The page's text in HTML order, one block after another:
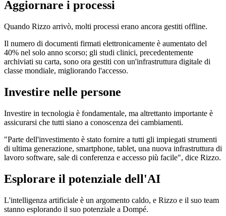
Aggiornare i processi
Quando Rizzo arrivò, molti processi erano ancora gestiti offline.
Il numero di documenti firmati elettronicamente è aumentato del
40% nel solo anno scorso; gli studi clinici, precedentemente
archiviati su carta, sono ora gestiti con un'infrastruttura digitale di
classe mondiale, migliorando l'accesso.
Investire nelle persone
Investire in tecnologia è fondamentale, ma altrettanto importante è
assicurarsi che tutti siano a conoscenza dei cambiamenti.
"Parte dell'investimento è stato fornire a tutti gli impiegati strumenti
di ultima generazione, smartphone, tablet, una nuova infrastruttura di
lavoro software, sale di conferenza e accesso più facile", dice Rizzo.
Esplorare il potenziale dell'AI
L'intelligenza artificiale è un argomento caldo, e Rizzo e il suo team
stanno esplorando il suo potenziale a Dompé.